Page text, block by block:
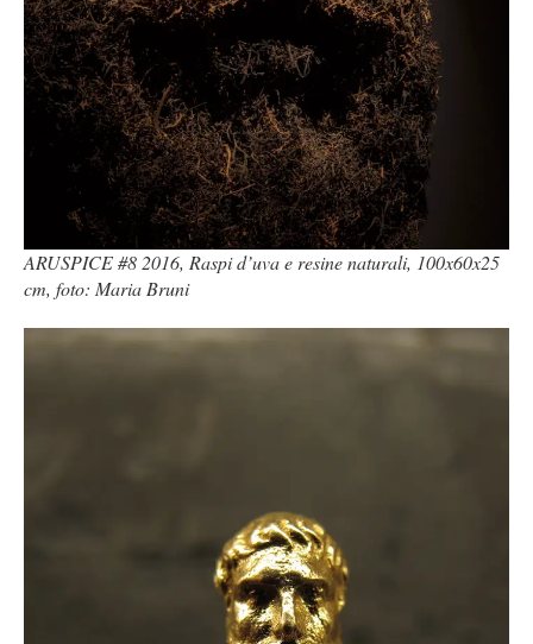
ARUSPICE #8 2016, Raspi d’uva e resine naturali, 100x60x25
cm, foto: Maria Bruni